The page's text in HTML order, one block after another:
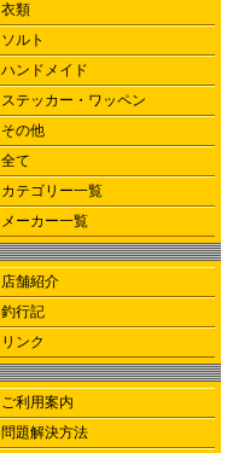
衣類
ソルト
ハンドメイド
ステッカー・ワッペン
その他
全て
カテゴリー一覧
メーカー一覧
店舗紹介
釣行記
リンク
ご利用案内
問題解決方法